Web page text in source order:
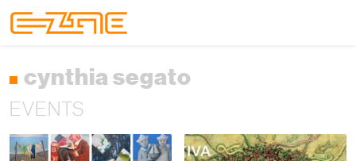
cynthia segato
EVENTS